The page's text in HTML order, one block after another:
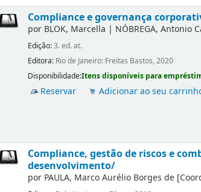
Compliance e governança
por BLOK, Marcella | NÓBREGA, Antonio
Edição:3. ed. at.
Editora: Rio de Janeiro: Freitas Bastos, 2020
Disponibilidade:Itens disponíveis para
Reservar Adicionar ao seu
Compliance, gestão de riscos e
desenvolvimento/
por PAULA, Marco Aurélio Borges de